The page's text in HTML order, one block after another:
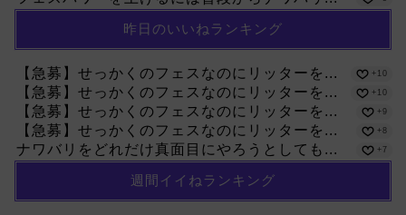
昨日のいいねランキング
【急募】せっかくのフェスなのにリッターを... +10
【急募】せっかくのフェスなのにリッターを... +10
【急募】せっかくのフェスなのにリッターを... +9
【急募】せっかくのフェスなのにリッターを... +8
ナワバリをどれだけ真面目にやろうとしても... +7
週間イイねランキング